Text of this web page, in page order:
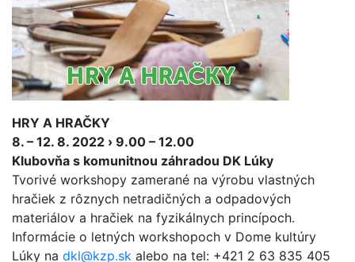
HRY A HRAČKY
8. – 12. 8. 2022 › 9.00 – 12.00
Klubovňa s komunitnou záhradou DK Lúky
Tvorivé workshopy zamerané na výrobu vlastných
hračiek z rôznych netradičných a odpadových
materiálov a hračiek na fyzikálnych princípoch.
Informácie o letných workshopoch v Dome kultúry
Lúky na dkl@kzp.sk alebo na tel: +421 2 63 835 405